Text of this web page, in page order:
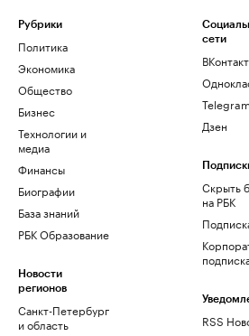
Рубрики
Политика
Экономика
Общество
Бизнес
Технологии и
медиа
Финансы
Биографии
База знаний
РБК Образование
Новости
регионов
Санкт-Петербург
и область
сети
Telegram
Дзен
Скрыть
на РБК
RSS